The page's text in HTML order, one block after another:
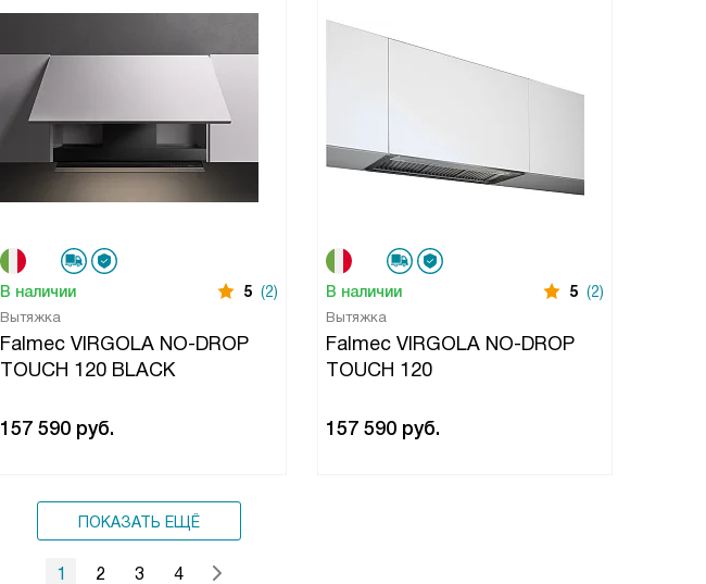
В наличии 5 (2)
Вытяжка
Falmec VIRGOLA NO-DROP
TOUCH 120 BLACK
157 590 руб.
В наличии 5 (2)
Вытяжка
Falmec VIRGOLA NO-DROP
TOUCH 120
157 590 руб.
ПОКАЗАТЬ ЕЩЁ
1 2 3 4